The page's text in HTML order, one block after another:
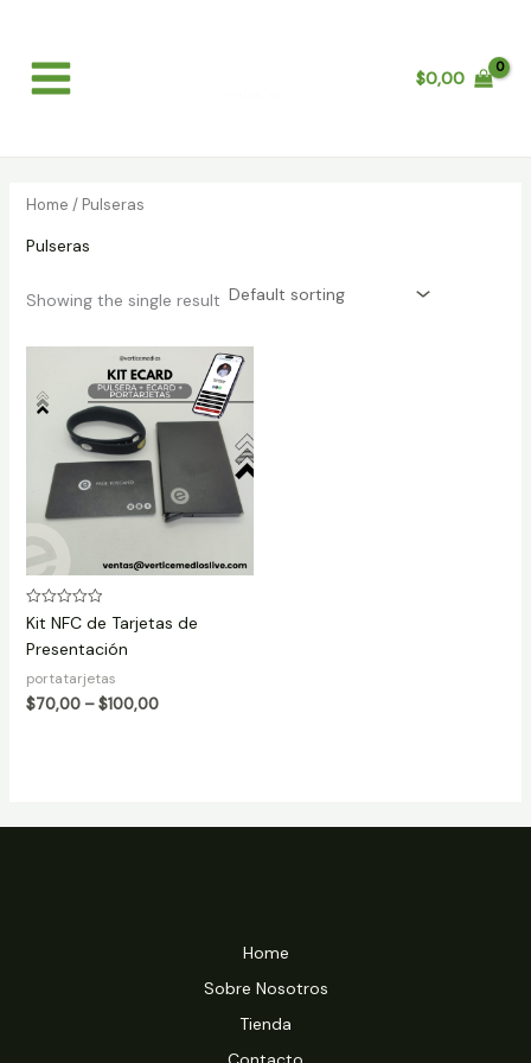
content
Menu
$0,00
Home / Pulseras
Pulseras
Showing the single result
Rated
0
out
of
5
Kit NFC de Tarjetas de
Presentación
portatarjetas
$70,00 – $100,00
Price
range:
$70,00
through
Home
Sobre Nosotros
Tienda